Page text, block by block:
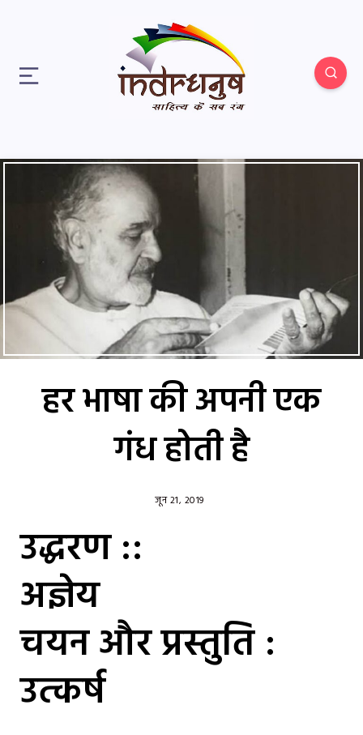
हर भाषा की अपनी एक
गंध होती है
जून 21, 2019
उद्धरण ::
अज्ञेय
चयन और प्रस्तुति :
उत्कर्ष